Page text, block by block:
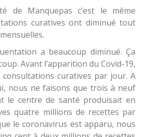
de Manquepas c’est le même
curatives ont diminué tout
a beaucoup diminué. Ça
Avant l’apparition du Covid-19,
curatives par jour. A
nous ne faisons que trois à neuf
le centre de santé produisait en
quatre millions de recettes par
le coronavirus est apparu, nous